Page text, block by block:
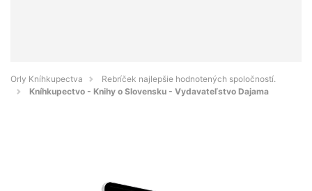
Orly Kníhkupectva
Rebríček najlepšie hodnotených spoločností.
Kníhkupectvo - Knihy o Slovensku - Vydavateľstvo Dajama